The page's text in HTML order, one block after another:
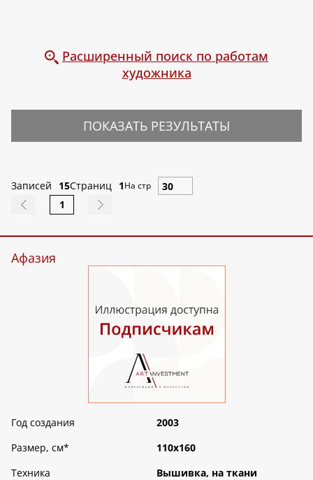
Расширенный поиск по работам
художника
ПОКАЗАТЬ РЕЗУЛЬТАТЫ
Записей 15Страниц 1На стр
1
Афазия
Год создания
2003
Размер, см*
110х160
Техника
Вышивка, на ткани